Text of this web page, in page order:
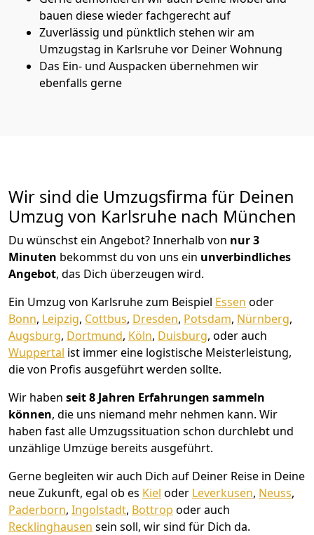
bauen diese wieder fachgerecht auf
Zuverlässig und pünktlich stehen wir am
Umzugstag in Karlsruhe vor Deiner Wohnung
Das Ein- und Auspacken übernehmen wir
ebenfalls gerne
Wir sind die Umzugsfirma für Deinen
Umzug von Karlsruhe nach München
Du wünschst ein Angebot? Innerhalb von nur 3
Minuten bekommst du von uns ein unverbindliches
Angebot, das Dich überzeugen wird.
Ein Umzug von Karlsruhe zum Beispiel Essen oder
Bonn, Leipzig, Cottbus, Dresden, Potsdam, Nürnberg,
Augsburg, Dortmund, Köln, Duisburg, oder auch
Wuppertal ist immer eine logistische Meisterleistung,
die von Profis ausgeführt werden sollte.
Wir haben seit8 Jahren Erfahrungen sammeln
können, die uns niemand mehr nehmen kann. Wir
haben fast alle Umzugssituation schon durchlebt und
unzählige Umzüge bereits ausgeführt.
Gerne begleiten wir auch Dich auf Deiner Reise in Deine
neue Zukunft, egal ob es Kiel oder Leverkusen, Neuss,
Paderborn, Ingolstadt, Bottrop oder auch
Recklinghausen sein soll, wir sind für Dich da.